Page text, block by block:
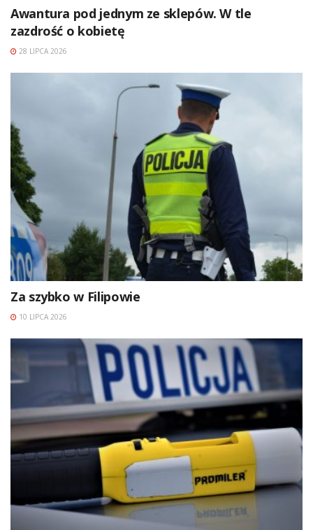
Awantura pod jednym ze sklepów. W tle
zazdrość o kobietę
28 LIPCA 2026
Za szybko w Filipowie
10 LIPCA 2026